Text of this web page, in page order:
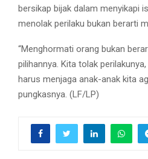
bersikap bijak dalam menyikapi
menolak perilaku bukan berarti
“Menghormati orang bukan
pilihannya. Kita tolak
harus menjaga anak-anak kita
pungkasnya. (LF/LP)